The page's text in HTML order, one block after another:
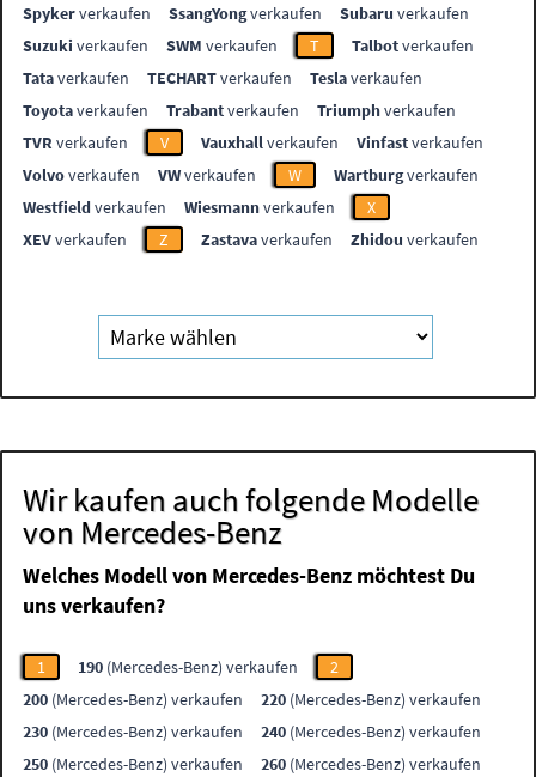
Spykerverkaufen SsangYongverkaufen Subaru verkaufen
Suzuki verkaufen SWM verkaufen T Talbotverkaufen
Tataverkaufen TECHARTverkaufen Teslaverkaufen
Toyotaverkaufen Trabantverkaufen Triumphverkaufen
TVR verkaufen V Vauxhallverkaufen Vinfastverkaufen
Volvoverkaufen VWverkaufen W Wartburgverkaufen
Westfieldverkaufen Wiesmannverkaufen
X
XEVverkaufen Z Zastavaverkaufen Zhidou verkaufen
Wir kaufen auch folgende Modelle
von Mercedes-Benz
Welches Modell von Mercedes-Benz möchtest Du
uns verkaufen?
1 190 (Mercedes-Benz) verkaufen
2
200 (Mercedes-Benz) verkaufen 220 (Mercedes-Benz) verkaufen
230 (Mercedes-Benz) verkaufen 240 (Mercedes-Benz) verkaufen
250 (Mercedes-Benz) verkaufen 260 (Mercedes-Benz) verkaufen